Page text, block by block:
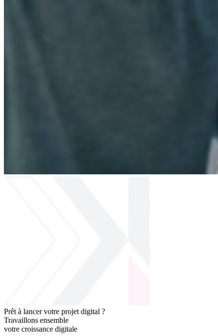
Prêt à lancer votre projet digital ?
Travaillons ensemble
votre croissance digitale